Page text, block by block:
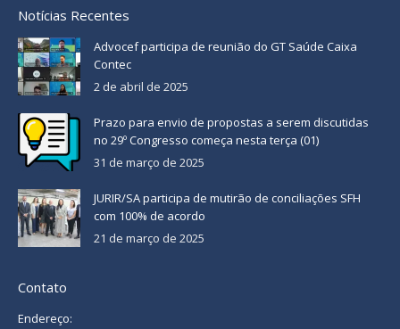
Notícias Recentes
Advocef participa de reunião do GT Saúde Caixa
Contec
2 de abril de 2025
Prazo para envio de propostas a serem discutidas
no 29º Congresso começa nesta terça (01)
31 de março de 2025
JURIR/SA participa de mutirão de conciliações SFH
com 100% de acordo
21 de março de 2025
Contato
Endereço: